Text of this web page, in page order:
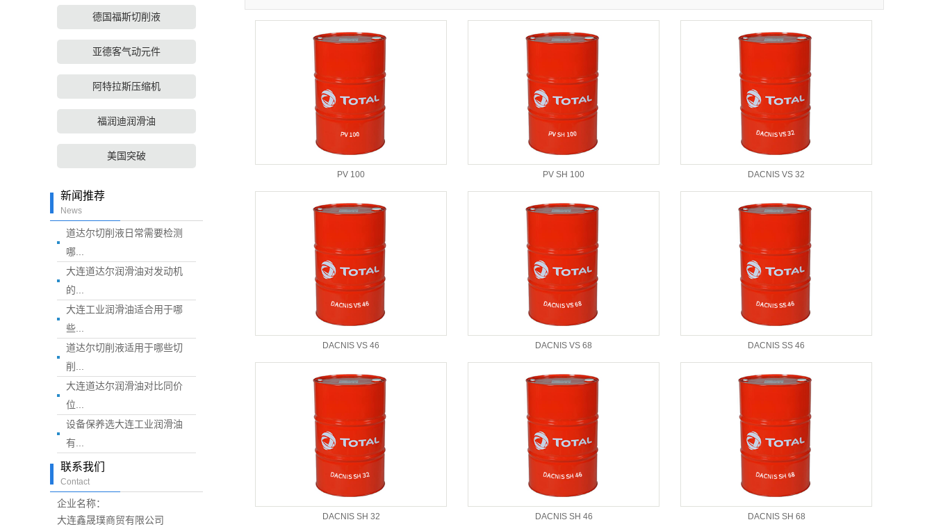
德国福斯切削液
亚德客气动元件
阿特拉斯压缩机
福润迪润滑油
美国突破
新闻推荐
News
道达尔切削液日常需要检测
哪...
大连道达尔润滑油对发动机
的...
大连工业润滑油适合用于哪
些...
道达尔切削液适用于哪些切
削...
大连道达尔润滑油对比同价
位...
设备保养选大连工业润滑油
有...
联系我们
Contact
企业名称：
大连鑫晟璞商贸有限公司
PV 100 PV SH 100 DACNIS VS 32
DACNIS VS 46 DACNIS VS 68 DACNIS SS 46
DACNIS SH 32 DACNIS SH 46 DACNIS SH 68